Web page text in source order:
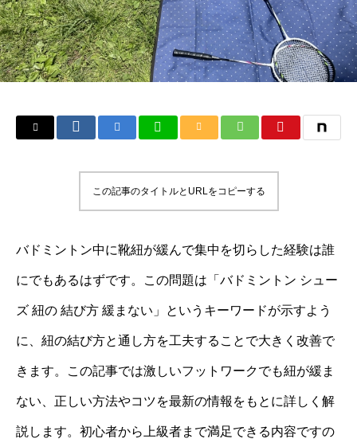
この記事のタイトルとURLをコピーする
バドミントン中に靴紐が緩んで集中を切らした経験は誰
にでもあるはずです。この問題は「バドミントン シュー
ズ 紐の 結び方 緩まない」というキーワードが示すよう
に、紐の結び方と通し方を工夫することで大きく改善で
きます。この記事では激しいフットワークでも紐が緩ま
ない、正しい方法やコツを最新の情報をもとに詳しく解
説します。初心者から上級者まで満足できる内容ですの